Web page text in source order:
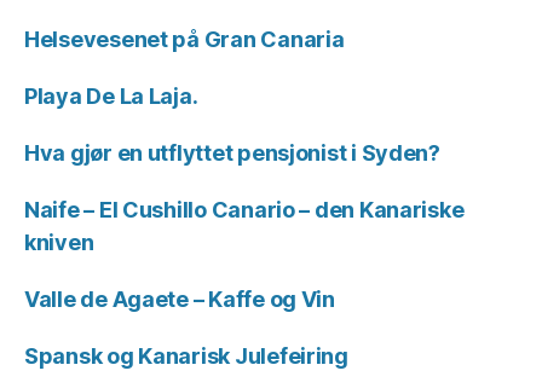
Helsevesenet på Gran Canaria
Playa De La Laja.
Hva gjør en utflyttet pensjonist i Syden?
Naife – El Cushillo Canario – den Kanariske
kniven
Valle de Agaete – Kaffe og Vin
Spansk og Kanarisk Julefeiring